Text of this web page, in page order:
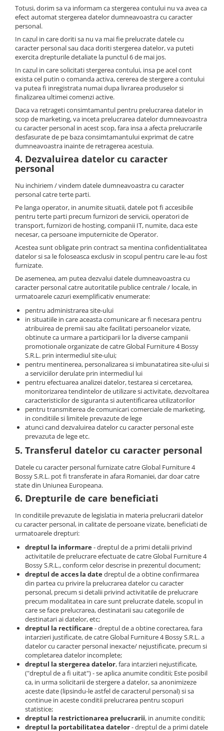
Totusi, dorim sa va informam ca stergerea contului nu va avea ca
efect automat stergerea datelor dumneavoastra cu caracter
personal.
In cazul in care doriti sa nu va mai fie prelucrate datele cu
caracter personal sau daca doriti stergerea datelor, va puteti
exercita drepturile detaliate la punctul 6 de mai jos.
In cazul in care solicitati stergerea contului, insa pe acel cont
exista cel putin o comanda activa, cererea de stergere a contului
va putea fi inregistrata numai dupa livrarea produselor si
finalizarea ultimei comenzi active.
Daca va retrageti consimtamantul pentru prelucrarea datelor in
scop de marketing, va inceta prelucrarea datelor dumneavoastra
cu caracter personal in acest scop, fara insa a afecta prelucrarile
desfasurate de pe baza consimtamantului exprimat de catre
dumneavoastra inainte de retragerea acestuia.
4. Dezvaluirea datelor cu caracter
personal
Nu inchiriem / vindem datele dumneavoastra cu caracter
personal catre terte parti.
Pe langa operator, in anumite situatii, datele pot fi accesibile
pentru terte parti precum furnizori de servicii, operatori de
transport, furnizori de hosting, companii IT, numite, daca este
necesar, ca persoane imputernicite de Operator.
Acestea sunt obligate prin contract sa mentina confidentialitatea
datelor si sa le foloseasca exclusiv in scopul pentru care le-au fost
furnizate.
De asemenea, am putea dezvalui datele dumneavoastra cu
caracter personal catre autoritatile publice centrale / locale, in
urmatoarele cazuri exemplificativ enumerate:
pentru administrarea site-ului
in situatiile in care aceasta comunicare ar fi necesara pentru
atribuirea de premii sau alte facilitati persoanelor vizate,
obtinute ca urmare a participarii lor la diverse campanii
promotionale organizate de catre Global Furniture 4 Bossy
S.R.L. prin intermediul site-ului;
pentru mentinerea, personalizarea si imbunatatirea site-ului si
a serviciilor derulate prin intermediul lui
pentru efectuarea analizei datelor, testarea si cercetarea,
monitorizarea tendintelor de utilizare si activitate, dezvoltarea
caracteristicilor de siguranta si autentificarea utilizatorilor
pentru transmiterea de comunicari comerciale de marketing,
in conditiile si limitele prevazute de lege
atunci cand dezvaluirea datelor cu caracter personal este
prevazuta de lege etc.
5. Transferul datelor cu caracter personal
Datele cu caracter personal furnizate catre Global Furniture 4
Bossy S.R.L. pot fi transferate in afara Romaniei, dar doar catre
state din Uniunea Europeana.
6. Drepturile de care beneficiati
In conditiile prevazute de legislatia in materia prelucrarii datelor
cu caracter personal, in calitate de persoane vizate, beneficiati de
urmatoarele drepturi:
dreptul la informare- dreptul de a primi detalii privind
activitatile de prelucrare efectuate de catre Global Furniture 4
Bossy S.R.L., conform celor descrise in prezentul document;
dreptul de acces la datedreptul de a obtine confirmarea
din partea cu privire la prelucrarea datelor cu caracter
personal, precum si detalii privind activitatile de prelucrare
precum modalitatea in care sunt prelucrate datele, scopul in
care se face prelucrarea, destinatarii sau categoriile de
destinatari ai datelor, etc;
dreptul la rectificare- dreptul de a obtine corectarea, fara
intarzieri justificate, de catre Global Furniture 4 Bossy S.R.L. a
datelor cu caracter personal inexacte/ nejustificate, precum si
completarea datelor incomplete;
dreptul la stergerea datelor, fara intarzieri nejustificate,
("dreptul de a fi uitat") - se aplica anumite conditii; Este posibil
ca, in urma solicitarii de stergere a datelor, sa anonimizeze
aceste date (lipsindu-le astfel de caracterul personal) si sa
continue in aceste conditii prelucrarea pentru scopuri
statistice;
dreptul la restrictionarea prelucrarii, in anumite conditii;
dreptul la portabilitatea datelor- dreptul de a primi datele